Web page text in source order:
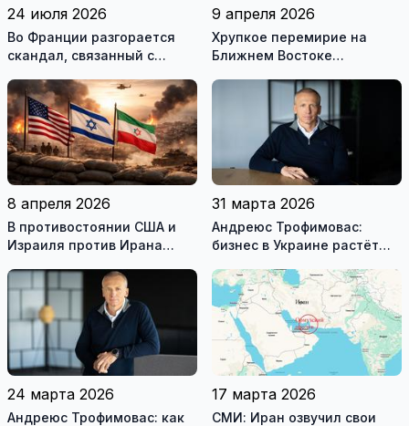
24 июля 2026
Во Франции разгорается
скандал, связанный с
государственными
служащими
9 апреля 2026
Хрупкое перемирие на
Ближнем Востоке
8 апреля 2026
В противостоянии США и
Израиля против Ирана
перемирие
31 марта 2026
Андреюс Трофимовас:
бизнес в Украине растёт
24 марта 2026
Андреюс Трофимовас: как
17 марта 2026
СМИ: Иран озвучил свои